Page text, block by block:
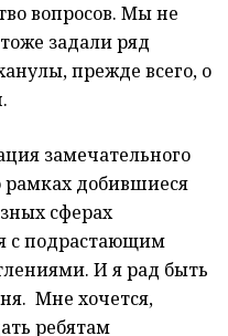
вопросов. Мы не
задали ряд
прежде всего, о
замечательного
рамках добившиеся
сферах
с подрастающим
И я рад быть
Мне хочется,
ребятам